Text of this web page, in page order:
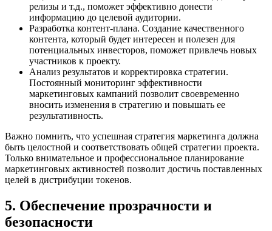
релизы и т.д., поможет эффективно донести
информацию до целевой аудитории.
Разработка контент-плана. Создание качественного
контента, который будет интересен и полезен для
потенциальных инвесторов, поможет привлечь новых
участников к проекту.
Анализ результатов и корректировка стратегии.
Постоянный мониторинг эффективности
маркетинговых кампаний позволит своевременно
вносить изменения в стратегию и повышать ее
результативность.
Важно помнить, что успешная стратегия маркетинга должна
быть целостной и соответствовать общей стратегии проекта.
Только внимательное и профессиональное планирование
маркетинговых активностей позволит достичь поставленных
целей в дистрибуции токенов.
5. Обеспечение прозрачности и
безопасности